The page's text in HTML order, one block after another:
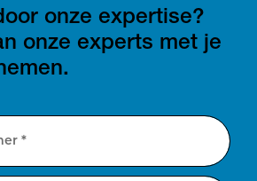
onze expertise?
onze experts met je
*